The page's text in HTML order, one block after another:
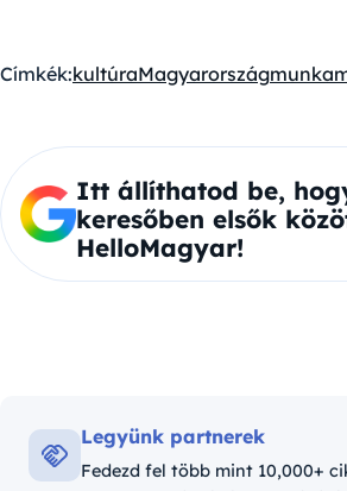
Címkék:kultúraMagyarországmunka
Itt állíthatod be,
keresőben elsők
HelloMagyar!
Legyünk partnerek
Fedezd fel több mint 10,000+